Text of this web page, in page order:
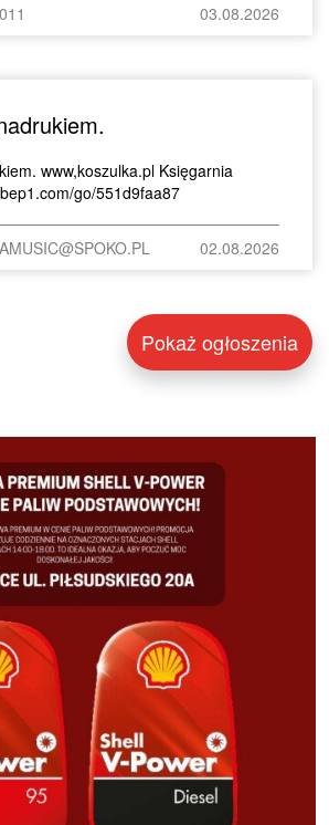
03.08.2026
www,koszulka.pl Księgarnia
go/551d9faa87
02.08.2026
Pokaż ogłoszenia